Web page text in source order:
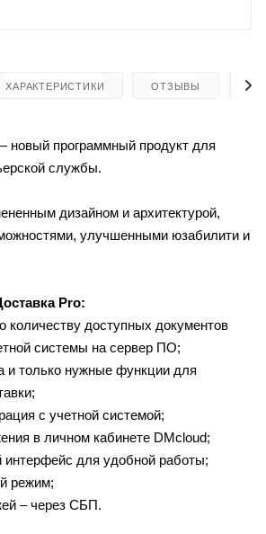
ХАРАКТЕРИСТИКИ ОТЗЫВЫ
новый программный продукт для
службы.
дизайном и архитектурой,
улучшенными юзабилити и
Pro:
количеству доступных документов
системы на сервер ПО;
и только нужные функции для
с учетной системой;
в личном кабинете DMcloud;
интерфейс для удобной работы;
режим;
– через СБП.